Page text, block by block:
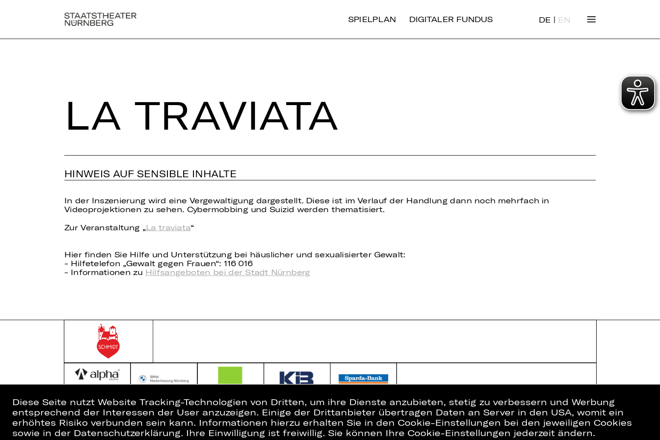
SPIELPLAN DIGITALER FUNDUS DE | EN
LA TRAVIATA
HINWEIS AUF SENSIBLE INHALTE
In der Inszenierung wird eine Vergewaltigung dargestellt. Diese ist im Verlauf der Handlung dann noch mehrfach in
Videoprojektionen zu sehen. Cybermobbing und Suizid werden thematisiert.
Zur Veranstaltung „La traviata“
Hier finden Sie Hilfe und Unterstützung bei häuslicher und sexualisierter Gewalt:
- Hilfetelefon „Gewalt gegen Frauen“: 116 016
- Informationen zu Hilfsangeboten bei der Stadt Nürnberg
Home
Spielplan
Newsletter
Kartenkauf
Presse
Kontakt
Interner Bereich
ZVB/L
Datenschutz
Impressum
Diese Seite nutzt Website Tracking-Technologien von Dritten, um ihre Dienste anzubieten, stetig zu verbessern und Werbung
entsprechend der Interessen der User anzuzeigen. Einige der Drittanbieter übertragen Daten an Server in den USA, womit ein
erhöhtes Risiko verbunden sein kann. Informationen hierzu erhalten Sie in den Cookie-Einstellungen bei den jeweiligen Cookies
sowie in der Datenschutzerklärung. Ihre Einwilligung ist freiwillig. Sie können Ihre Cookie-Einstellungen jederzeit ändern.